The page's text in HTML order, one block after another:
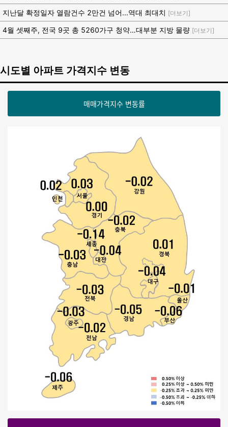
지난달 확정일자 열람건수 2만건 넘어...역대 최대치 [더보기]
4월 셋째주, 전국 9곳 총 5260가구 청약…대부분 지방 물량 [더보기]
시도별 아파트 가격지수 변동
매매가격지수 변동률